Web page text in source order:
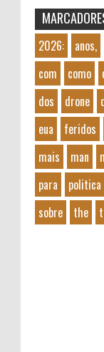
2026: anos,
com
como
dos
drone
eua
feridos
mais
man
para
politica
sobre
the